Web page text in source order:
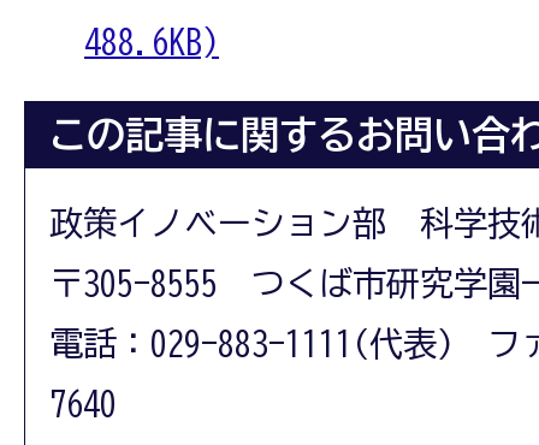
488.6KB)
この記事に関するお問い合
政策イノベーション部 科学技
〒305-8555 つくば市研究学園
電話：029-883-1111(代表) フ
7640